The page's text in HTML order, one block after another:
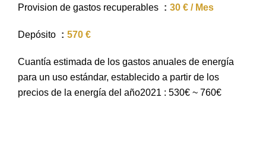
Provision de gastos recuperables 30 € / Mes
Depósito 570 €
Cuantía estimada de los gastos anuales de energía
para un uso estándar, establecido a partir de los
precios de la energía del año2021 : 530€ ~ 760€